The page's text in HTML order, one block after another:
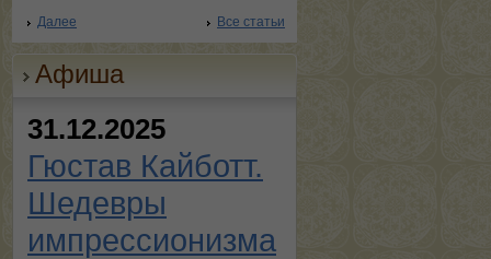
Далее Все статьи
Афиша
31.12.2025
Гюстав Кайботт.
Шедевры
импрессионизма